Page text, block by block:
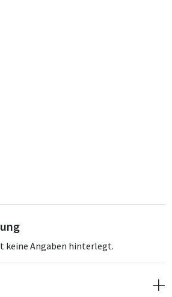
keine Angaben hinterlegt.